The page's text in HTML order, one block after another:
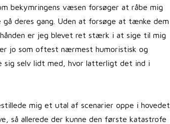
bekymringens væsen forsøger at råbe mig
deres gang. Uden at forsøge at tænke dem
er jeg blevet ret stærk i at sige til mig
jo som oftest nærmest humoristisk og
selv lidt med, hvor latterligt det ind i
mig et utal af scenarier oppe i hovedet,
så allerede der kunne den første katastrofe